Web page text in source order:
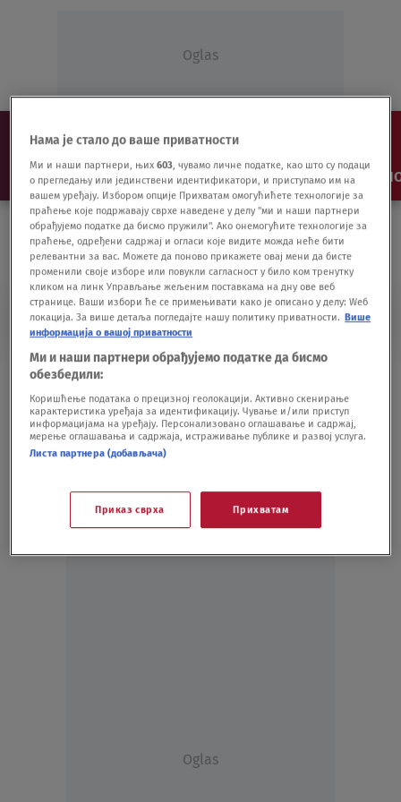
Oglas
NAJNOVIJE VESTI SHOW SPORT VIDEO
NAPUŠTENA DOMAĆINSTVA
idila
DRUŠTVO 02.02.21.
Oglas
Нама је стало до ваше приватности
Ми и наши партнери, њих603, чувамо личне податке, као што су подаци
о прегледању или јединствени идентификатори, и приступамо им на
вашем уређају. Избором опције Прихватам омогућићете технологије за
праћење које подржавају сврхе наведене у делу "ми и наши партнери
обрађујемо податке да бисмо пружили". Ако онемогућите технологије за
праћење, одређени садржај и огласи које видите можда неће бити
релевантни за вас. Можете да поново прикажете овај мени да бисте
променили своје изборе или повукли сагласност у било ком тренутку
кликом на линк Управљање жељеним поставкама на дну ове веб
странице. Ваши избори ће се примењивати како је описано у делу: Wеб
локација. За више детаља погледајте нашу политику приватности. Више
информација о вашој приватности
Ми и наши партнери обрађујемо податке да бисмо
обезбедили:
Коришћење података о прецизној геолокацији. Активно скенирање
карактеристика уређаја за идентификацију. Чување и/или приступ
информацијама на уређају. Персонализовано оглашавање и садржај,
мерење оглашавања и садржаја, истраживање публике и развој услуга.
Листа партнера (добављача)
Приказ сврха Прихватам